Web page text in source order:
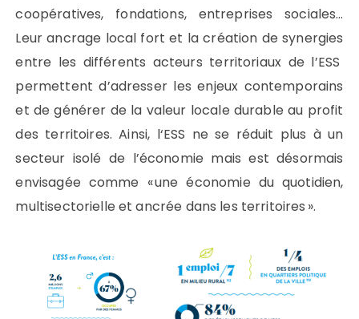
coopératives, fondations, entreprises sociales…
Leur ancrage local fort et la création de synergies
entre les différents acteurs territoriaux de l’ESS
permettent d’adresser les enjeux contemporains
et degénérer de la valeur locale durable au profit
des territoires. Ainsi, l‘ESS ne se réduit plus à un
secteur isolé de l’économie mais est désormais
envisagée comme «une économie du quotidien,
multisectorielle et ancrée dans les territoires ».